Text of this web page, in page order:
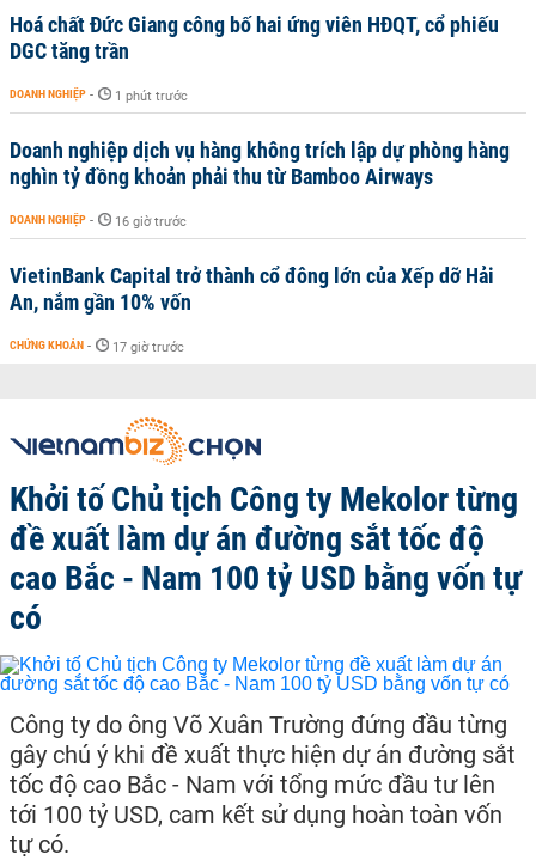
Hoá chất Đức Giang công bố hai ứng viên HĐQT, cổ phiếu
DGC tăng trần
DOANH NGHIỆP - 1 phút trước
Doanh nghiệp dịch vụ hàng không trích lập dự phòng hàng
nghìn tỷ đồng khoản phải thu từ Bamboo Airways
DOANH NGHIỆP - 16 giờ trước
VietinBank Capital trở thành cổ đông lớn của Xếp dỡ Hải
An, nắm gần 10% vốn
CHỨNG KHOÁN - 17 giờ trước
Khởi tố Chủ tịch Công ty Mekolor từng
đề xuất làm dự án đường sắt tốc độ
cao Bắc - Nam 100 tỷ USD bằng vốn tự
có
Công ty do ông Võ Xuân Trường đứng đầu từng
gây chú ý khi đề xuất thực hiện dự án đường sắt
tốc độ cao Bắc - Nam với tổng mức đầu tư lên
tới 100 tỷ USD, cam kết sử dụng hoàn toàn vốn
tự có.